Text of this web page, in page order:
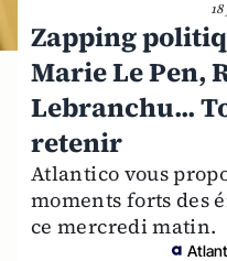
Zapping
Marie Le Pen,
Lebranchu...
retenir
Atlantico vous
moments forts des
ce mercredi matin.